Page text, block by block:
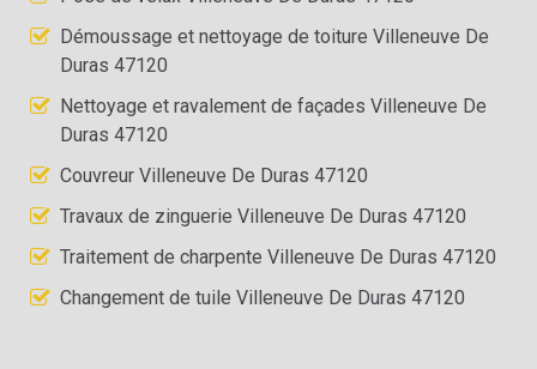
Démoussage et nettoyage de toiture Villeneuve De
Duras 47120
Nettoyage et ravalement de façades Villeneuve De
Duras 47120
Couvreur Villeneuve De Duras 47120
Travaux de zinguerie Villeneuve De Duras 47120
Traitement de charpente Villeneuve De Duras 47120
Changement de tuile Villeneuve De Duras 47120